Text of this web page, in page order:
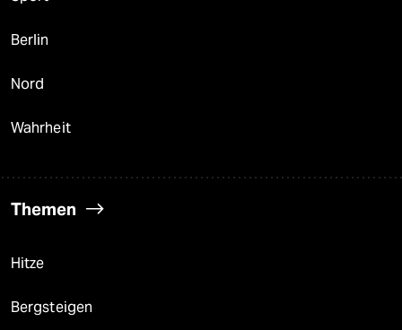
Berlin
Nord
Wahrheit
Themen
Hitze
Bergsteigen